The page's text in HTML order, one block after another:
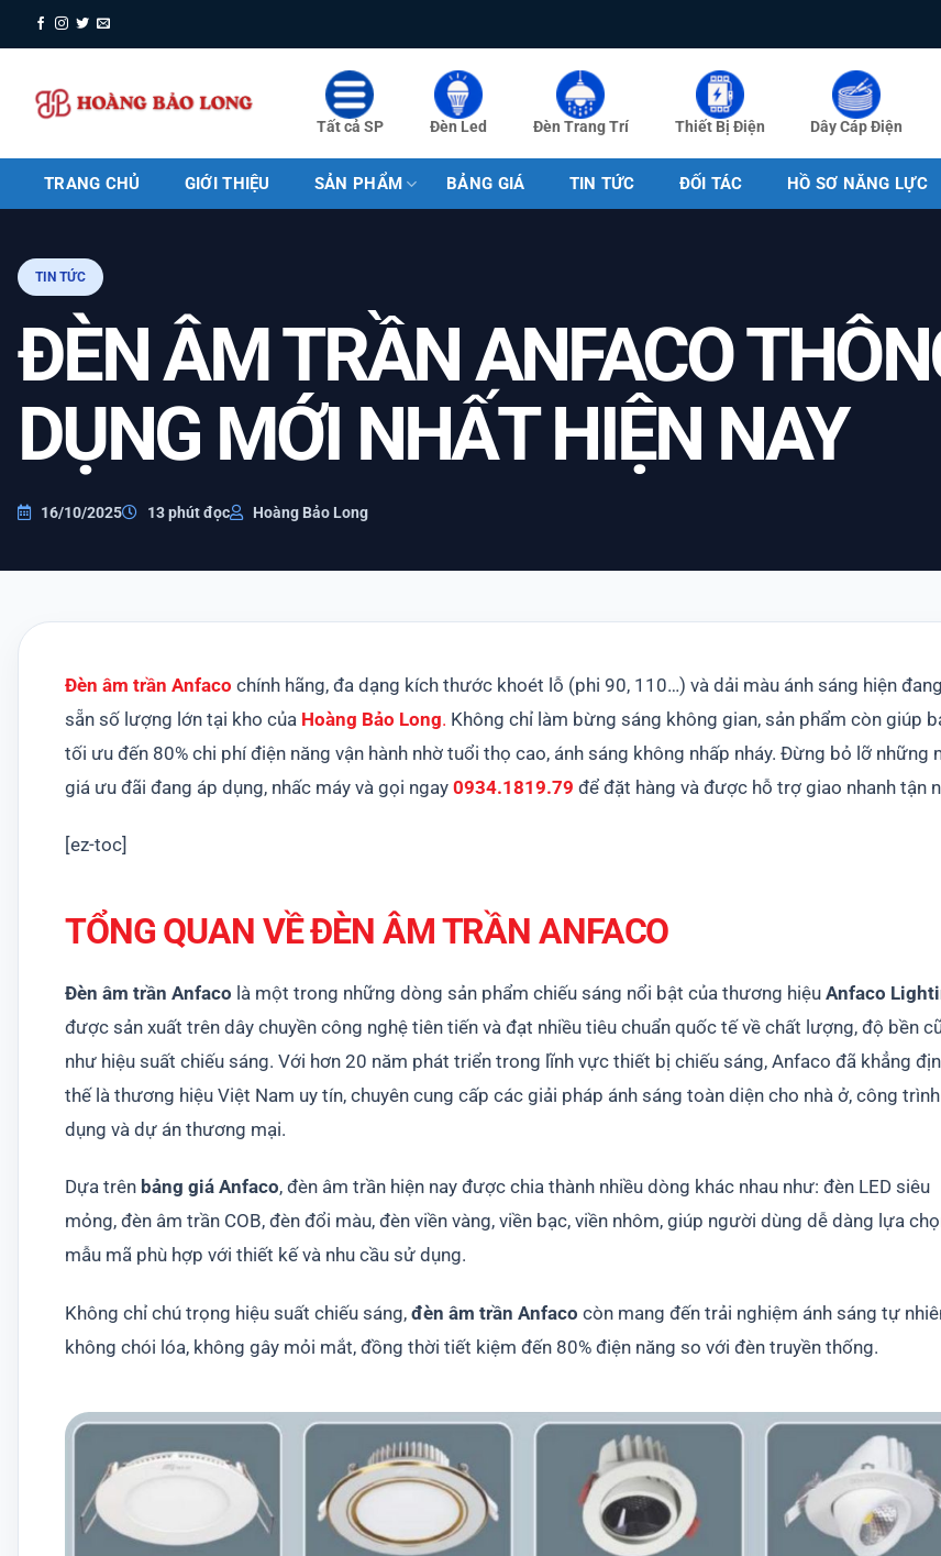
dung
Tất cả SP Đèn Led Đèn Trang Trí Thiết Bị Điện Dây Cáp Điện
TRANG CHỦ GIỚI THIỆU SẢN PHẨM BẢNG GIÁ TIN TỨC ĐỐI TÁC HỒ SƠ NĂNG LỰC
TIN TỨC
ĐÈN ÂM TRẦN ANFACO
DỤNG MỚI NHẤT HIỆN NAY
16/10/2025 13 phút đọc Hoàng Bảo Long
Đèn âm trần Anfaco chính hãng, đa dạng kích thước khoét lỗ (phi 90, 110…) và dải màu ánh sáng hiện
sẵn số lượng lớn tại kho của Hoàng Bảo Long. Không chỉ làm bừng sáng không gian, sản phẩm còn giúp
tối ưu đến 80% chi phí điện năng vận hành nhờ tuổi thọ cao, ánh sáng không nhấp nháy. Đừng bỏ lỡ những
giá ưu đãi đang áp dụng, nhấc máy và gọi ngay 0934.1819.79 để đặt hàng và được hỗ trợ giao nhanh tận
[ez-toc]
TỔNG QUAN VỀ ĐÈN ÂM TRẦN ANFACO
Đèn âm trần Anfaco là một trong những dòng sản phẩm chiếu sáng nổi bật của thương hiệu Anfaco
được sản xuất trên dây chuyền công nghệ tiên tiến và đạt nhiều tiêu chuẩn quốc tế về chất lượng, độ bền
như hiệu suất chiếu sáng. Với hơn 20 năm phát triển trong lĩnh vực thiết bị chiếu sáng, Anfaco đã khẳng
thế là thương hiệu Việt Nam uy tín, chuyên cung cấp các giải pháp ánh sáng toàn diện cho nhà ở, công
dụng và dự án thương mại.
Dựa trên bảng giá Anfaco, đèn âm trần hiện nay được chia thành nhiều dòng khác nhau như: đèn LED siêu
mỏng, đèn âm trần COB, đèn đổi màu, đèn viền vàng, viền bạc, viền nhôm, giúp người dùng dễ dàng lựa
mẫu mã phù hợp với thiết kế và nhu cầu sử dụng.
Không chỉ chú trọng hiệu suất chiếu sáng, đèn âm trần Anfaco còn mang đến trải nghiệm ánh sáng tự
không chói lóa, không gây mỏi mắt, đồng thời tiết kiệm đến 80% điện năng so với đèn truyền thống.